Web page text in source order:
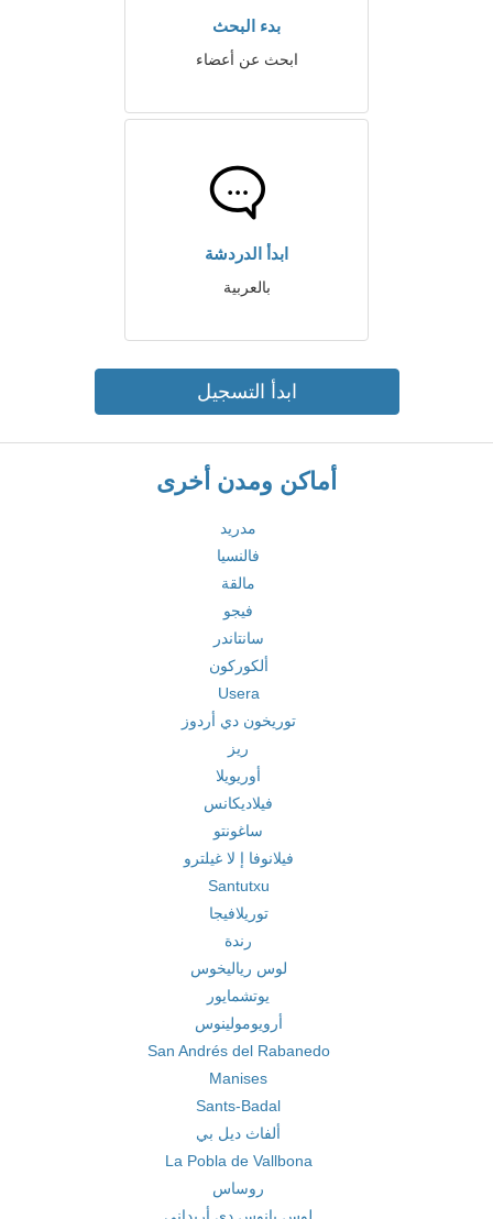
بدء البحث
ابحث عن أعضاء
ابدأ الدردشة
بالعربية
ابدأ التسجيل
أماكن ومدن أخرى
مدريد
فالنسيا
مالقة
فيجو
سانتاندر
ألكوركون
Usera
توريخون دي أردوز
ريز
أوريويلا
فيلاديكانس
ساغونتو
فيلانوفا إ لا غيلترو
Santutxu
توريلافيجا
رندة
لوس رياليخوس
يوتشمايور
أرويومولينوس
San Andrés del Rabanedo
Manises
Sants-Badal
ألفاث ديل بي
La Pobla de Vallbona
روساس